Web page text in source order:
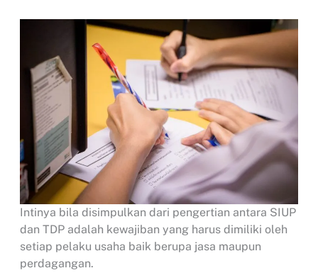
Intinya bila disimpulkan dari pengertian antara SIUP
dan TDP adalah kewajiban yang harus dimiliki oleh
setiap pelaku usaha baik berupa jasa maupun
perdagangan.